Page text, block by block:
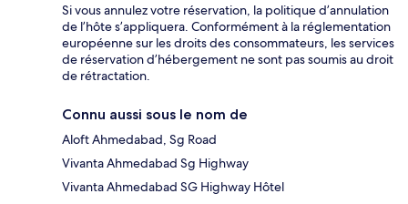
Si vous annulez votre réservation, la politique d’annulation
de l’hôte s’appliquera. Conformément à la réglementation
européenne sur les droits des consommateurs, les services
de réservation d’hébergement ne sont pas soumis au droit
de rétractation.
Connu aussi sous le nom de
Aloft Ahmedabad, Sg Road
Vivanta Ahmedabad Sg Highway
Vivanta Ahmedabad SG Highway Hôtel